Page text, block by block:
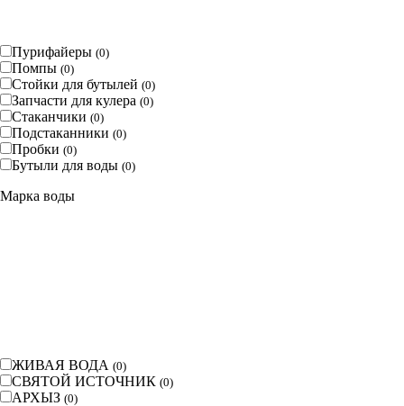
Пурифайеры (0)
Помпы (0)
Стойки для бутылей (0)
Запчасти для кулера (0)
Стаканчики (0)
Подстаканники (0)
Пробки (0)
Бутыли для воды (0)
Марка воды
ЖИВАЯ ВОДА (0)
СВЯТОЙ ИСТОЧНИК (0)
АРХЫЗ (0)